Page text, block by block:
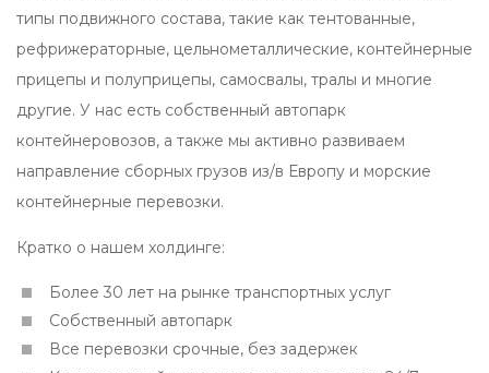
типы подвижного состава, такие как тентованные,
рефрижераторные, цельнометаллические, контейнерные
прицепы и полуприцепы, самосвалы, тралы и многие
другие. У нас есть собственный автопарк
контейнеровозов, а также мы активно развиваем
направление сборных грузов из/в Европу и морские
контейнерные перевозки.
Кратко о нашем холдинге:
Более 30 лет на рынке транспортных услуг
Собственный автопарк
Все перевозки срочные, без задержек